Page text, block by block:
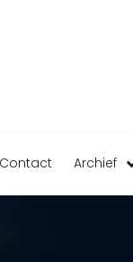
Contact Archief